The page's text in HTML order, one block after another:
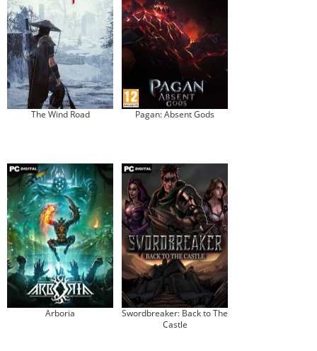
The Wind Road Pagan: Absent Gods
Arboria
Swordbreaker: Back to The
Castle